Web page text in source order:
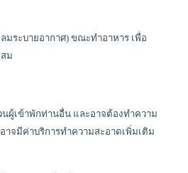
ระบายอากาศ) ขณะทำอาหาร เพื่อ
ม
ผู้เข้าพักท่านอื่น และอาจต้องทำความ
าจมีค่าบริการทำความสะอาดเพิ่มเติม